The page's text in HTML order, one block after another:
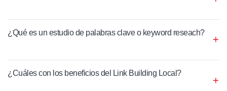
¿Qué es un estudio de palabras clave o keyword reseach?
¿Cuáles con los beneficios del Link Building Local?